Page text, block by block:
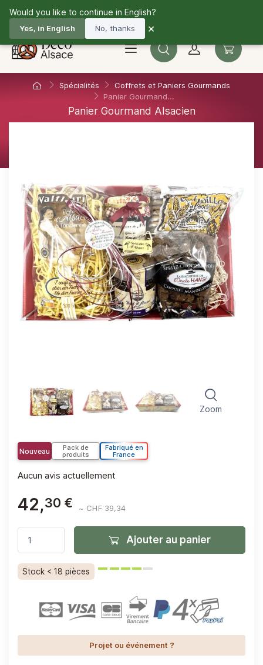
Would you like to continue in English?
Yes, in English No, thanks ×
03 67 10 33 36
Spécialités
Coffrets et Paniers Gourmands
Panier Gourmand...
Panier Gourmand Alsacien
Zoom
Nouveau
Pack de
produits
Fabriqué en
France
Aucun avis actuellement
42,30 € ~ CHF 39,34
Ajouter au panier
Stock < 18 pièces
Projet ou événement ?